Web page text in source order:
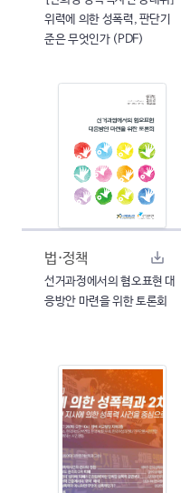
위력에 의한 성폭력, 판단기
준은 무엇인가 (PDF)
법·정책
선거과정에서의 혐오표현 대
응방안 마련을 위한 토론회